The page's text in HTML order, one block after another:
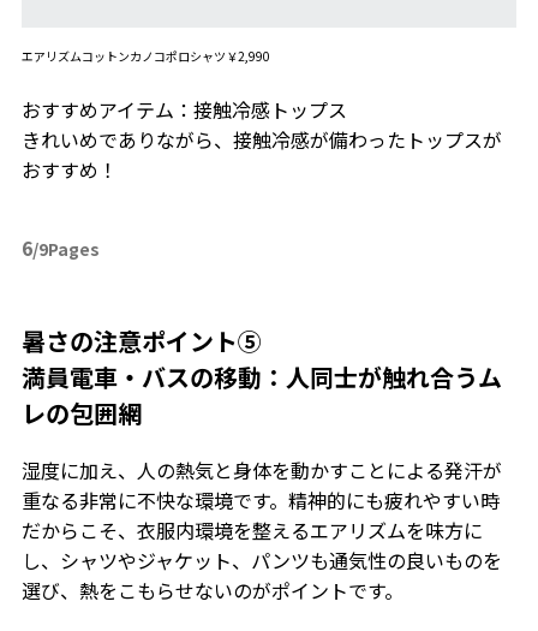
エアリズムコットンカノコポロシャツ￥2,990
おすすめアイテム：接触冷感トップス
きれいめでありながら、接触冷感が備わったトップスが
おすすめ！
6/9Pages
暑さの注意ポイント⑤
満員電車・バスの移動：人同士が触れ合うム
レの包囲網
湿度に加え、人の熱気と身体を動かすことによる発汗が
重なる非常に不快な環境です。精神的にも疲れやすい時
だからこそ、衣服内環境を整えるエアリズムを味方に
し、シャツやジャケット、パンツも通気性の良いものを
選び、熱をこもらせないのがポイントです。